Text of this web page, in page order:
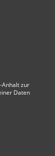
Anhaltzur
Daten